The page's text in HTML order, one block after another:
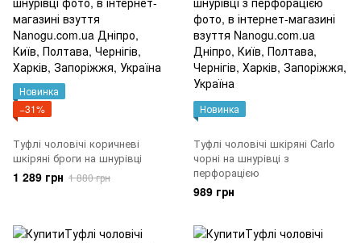
Новинка
−31%
Туфлі чоловічі коричневі
шкіряні броги на шнурівці
1 289 грн 1 880 грн
Новинка
Туфлі чоловічі шкіряні Carlo
чорні на шнурівці з
перфорацією
989 грн